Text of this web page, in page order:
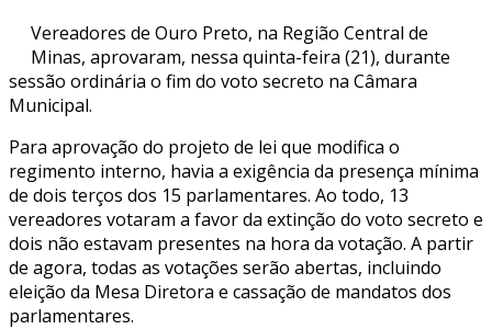
Vereadores de Ouro Preto, na Região Central de
Minas, aprovaram, nessa quinta-feira (21), durante
sessão ordinária o fim do voto secreto na Câmara
Municipal.
Para aprovação do projeto de lei que modifica o
regimento interno, havia a exigência da presença mínima
de dois terços dos 15 parlamentares. Ao todo, 13
vereadores votaram a favor da extinção do voto secreto e
dois não estavam presentes na hora da votação. A partir
de agora, todas as votações serão abertas, incluindo
eleição da Mesa Diretora e cassação de mandatos dos
parlamentares.